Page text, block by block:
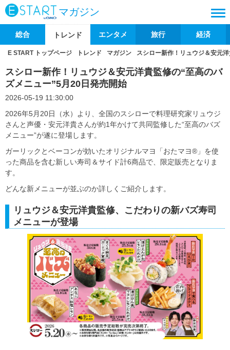
マガジン
総合 トレンド エンタメ 旅行 経済
E START トップページ トレンド マガジン スシロー新作！リュウジ＆安元
スシロー新作！リュウジ＆安元洋貴監修の“至高のバ
ズメニュー”5月20日発売開始
2026-05-19 11:30:00
2026年5月20日（水）より、全国のスシローで料理研究家リュウジ
さんと声優・安元洋貴さんが約1年かけて共同監修した“至高のバズ
メニュー”が遂に登場します。
ガーリックとベーコンが効いたオリジナルマヨ「おたマヨ®」を使
った商品を含む新しい寿司＆サイド計6商品で、限定販売となりま
す。
どんな新メニューが並ぶのか詳しくご紹介します。
リュウジ＆安元洋貴監修、こだわりの新バズ寿司
メニューが登場